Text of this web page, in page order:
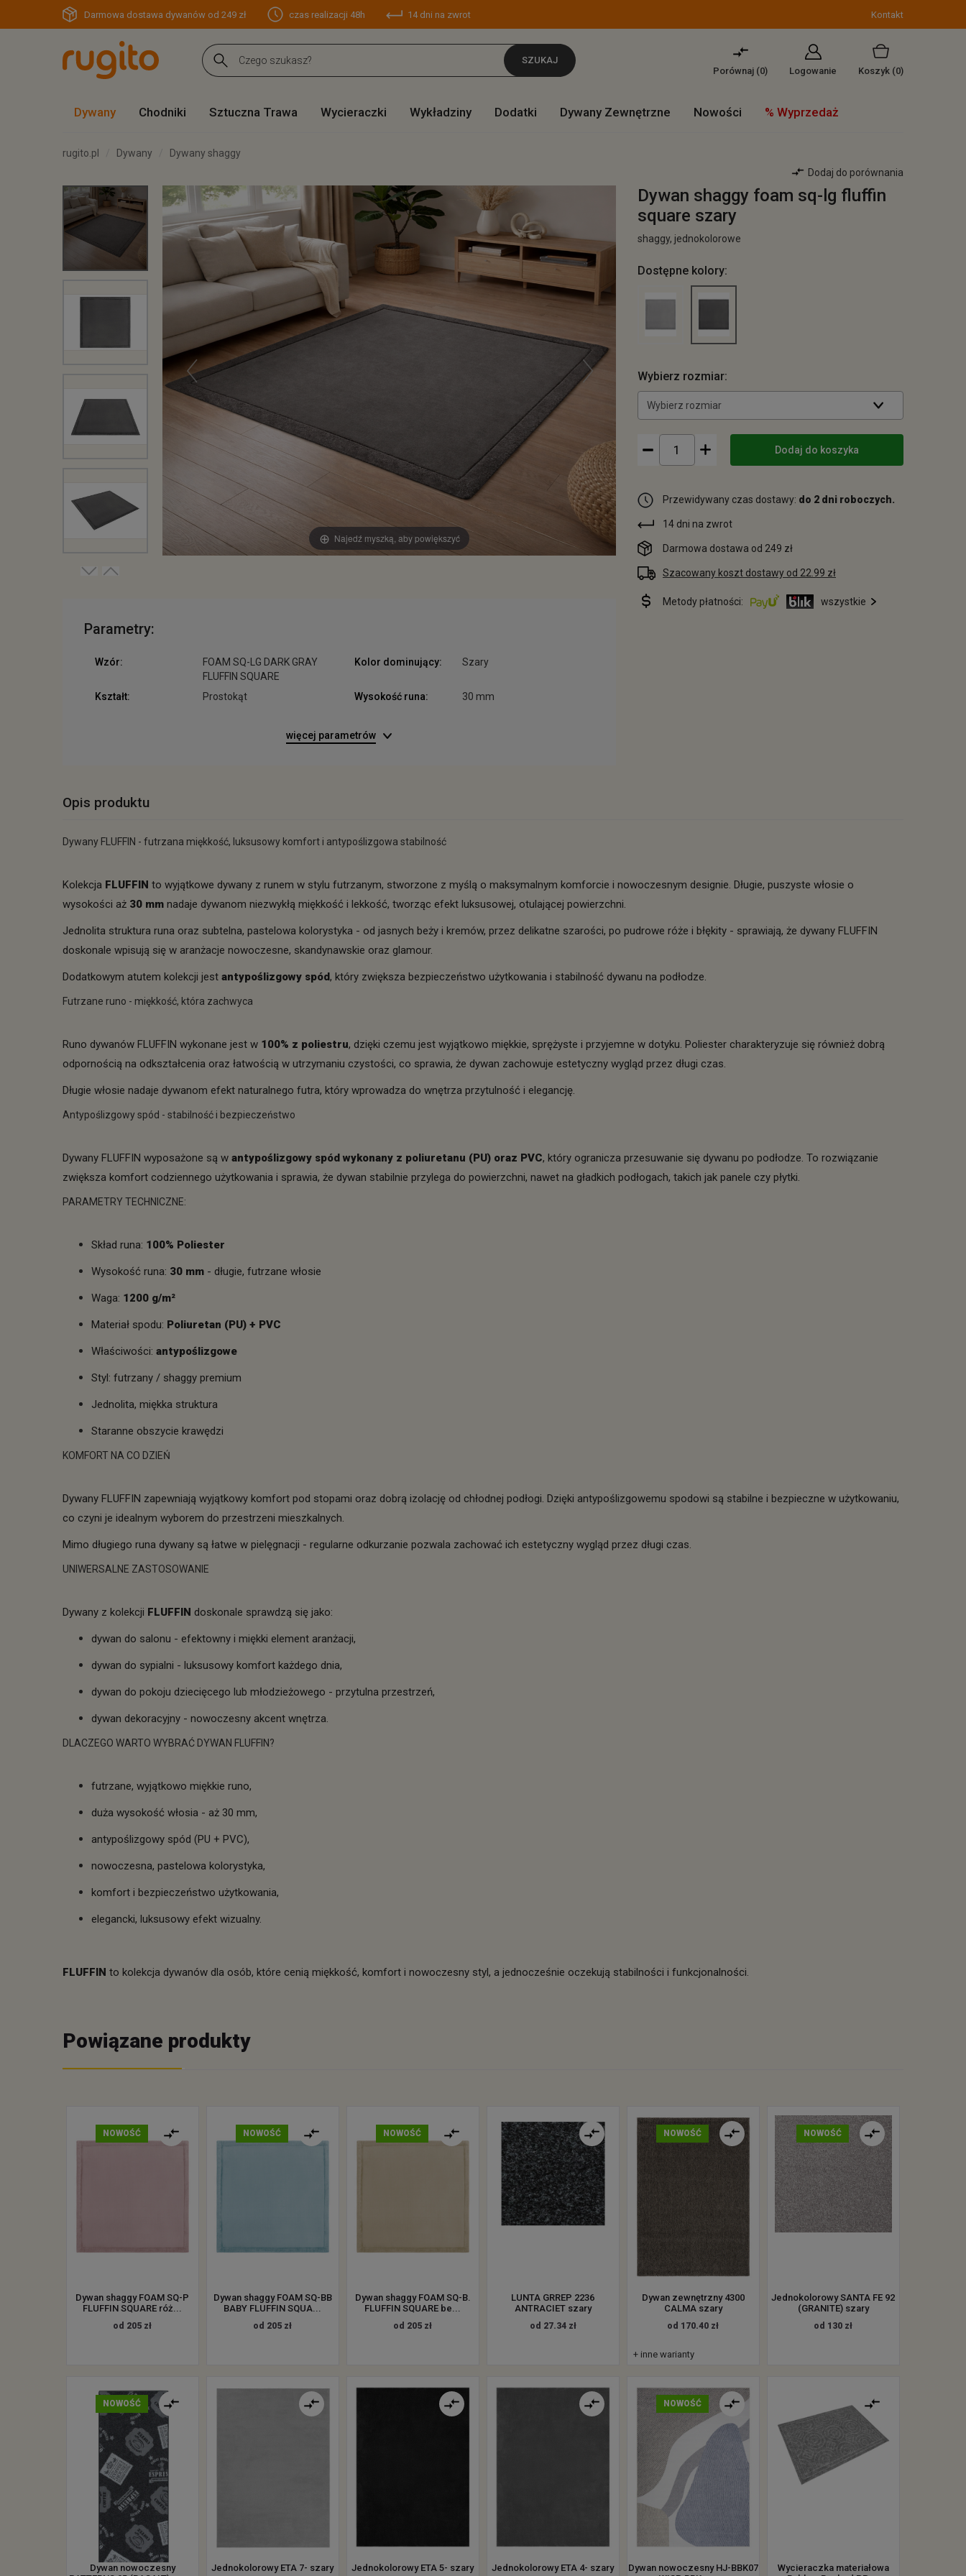
Darmowa dostawa dywanów od 249 zł czas realizacji 48h 14 dni na zwrot Kontakt
SZUKAJ
Porównaj (0) Logowanie Koszyk (0)
Dywany Chodniki Sztuczna Trawa Wycieraczki Wykładziny Dodatki Dywany Zewnętrzne Nowości % Wyprzedaż
rugito.pl Dywany Dywany shaggy
Najedź myszką, aby powiększyć
Parametry:
Wzór:
FOAM SQ-LG DARK GRAY
FLUFFIN SQUARE
Kolor dominujący: Szary
Kształt: Prostokąt Wysokość runa: 30 mm
więcej parametrów
Dodaj do porównania
Dywan shaggy foam sq-lg fluffin
square szary
shaggy, jednokolorowe
Dostępne kolory:
Wybierz rozmiar:
Wybierz rozmiar
Dodaj do koszyka
Przewidywany czas dostawy: do 2 dni roboczych.
14 dni na zwrot
Darmowa dostawa od 249 zł
Szacowany koszt dostawy od 22.99 zł
Metody płatności: wszystkie
Opis produktu
Dywany FLUFFIN - futrzana miękkość, luksusowy komfort i antypoślizgowa stabilność
Kolekcja FLUFFIN to wyjątkowe dywany z runem w stylu futrzanym, stworzone z myślą o maksymalnym komforcie i nowoczesnym designie. Długie, puszyste włosie o
wysokości aż 30 mm nadaje dywanom niezwykłą miękkość i lekkość, tworząc efekt luksusowej, otulającej powierzchni.
Jednolita struktura runa oraz subtelna, pastelowa kolorystyka - od jasnych beży i kremów, przez delikatne szarości, po pudrowe róże i błękity - sprawiają, że dywany FLUFFIN
doskonale wpisują się w aranżacje nowoczesne, skandynawskie oraz glamour.
Dodatkowym atutem kolekcji jest antypoślizgowy spód, który zwiększa bezpieczeństwo użytkowania i stabilność dywanu na podłodze.
Futrzane runo - miękkość, która zachwyca
Runo dywanów FLUFFIN wykonane jest w 100% z poliestru, dzięki czemu jest wyjątkowo miękkie, sprężyste i przyjemne w dotyku. Poliester charakteryzuje się również dobrą
odpornością na odkształcenia oraz łatwością w utrzymaniu czystości, co sprawia, że dywan zachowuje estetyczny wygląd przez długi czas.
Długie włosie nadaje dywanom efekt naturalnego futra, który wprowadza do wnętrza przytulność i elegancję.
Antypoślizgowy spód - stabilność i bezpieczeństwo
Dywany FLUFFIN wyposażone są w antypoślizgowy spód wykonany z poliuretanu (PU) oraz PVC, który ogranicza przesuwanie się dywanu po podłodze. To rozwiązanie
zwiększa komfort codziennego użytkowania i sprawia, że dywan stabilnie przylega do powierzchni, nawet na gładkich podłogach, takich jak panele czy płytki.
PARAMETRY TECHNICZNE:
Skład runa: 100% Poliester
Wysokość runa: 30 mm - długie, futrzane włosie
Waga: 1200 g/m²
Materiał spodu: Poliuretan (PU) + PVC
Właściwości: antypoślizgowe
Styl: futrzany / shaggy premium
Jednolita, miękka struktura
Staranne obszycie krawędzi
KOMFORT NA CO DZIEŃ
Dywany FLUFFIN zapewniają wyjątkowy komfort pod stopami oraz dobrą izolację od chłodnej podłogi. Dzięki antypoślizgowemu spodowi są stabilne i bezpieczne w użytkowaniu,
co czyni je idealnym wyborem do przestrzeni mieszkalnych.
Mimo długiego runa dywany są łatwe w pielęgnacji - regularne odkurzanie pozwala zachować ich estetyczny wygląd przez długi czas.
UNIWERSALNE ZASTOSOWANIE
Dywany z kolekcji FLUFFIN doskonale sprawdzą się jako:
dywan do salonu - efektowny i miękki element aranżacji,
dywan do sypialni - luksusowy komfort każdego dnia,
dywan do pokoju dziecięcego lub młodzieżowego - przytulna przestrzeń,
dywan dekoracyjny - nowoczesny akcent wnętrza.
DLACZEGO WARTO WYBRAĆ DYWAN FLUFFIN?
futrzane, wyjątkowo miękkie runo,
duża wysokość włosia - aż 30 mm,
antypoślizgowy spód (PU + PVC),
nowoczesna, pastelowa kolorystyka,
komfort i bezpieczeństwo użytkowania,
elegancki, luksusowy efekt wizualny.
FLUFFIN to kolekcja dywanów dla osób, które cenią miękkość, komfort i nowoczesny styl, a jednocześnie oczekują stabilności i funkcjonalności.
Powiązane produkty
NOWOŚĆ
Dywan shaggy FOAM SQ-P
FLUFFIN SQUARE róż...
od 205 zł
NOWOŚĆ
Dywan shaggy FOAM SQ-BB
BABY FLUFFIN SQUA...
od 205 zł
NOWOŚĆ
Dywan shaggy FOAM SQ-B.
FLUFFIN SQUARE be...
od 205 zł
LUNTA GRREP 2236
ANTRACIET szary
od 27.34 zł
NOWOŚĆ
Dywan zewnętrzny 4300
CALMA szary
od 170.40 zł
+ inne warianty
NOWOŚĆ
Jednokolorowy SANTA FE 92
(GRANITE) szary
od 130 zł
NOWOŚĆ
Dywan nowoczesny
Jednokolorowy ETA 7- szary Jednokolorowy ETA 5- szary Jednokolorowy ETA 4- szary
NOWOŚĆ
Dywan nowoczesny HJ-BBK07
Wycieraczka materiałowa